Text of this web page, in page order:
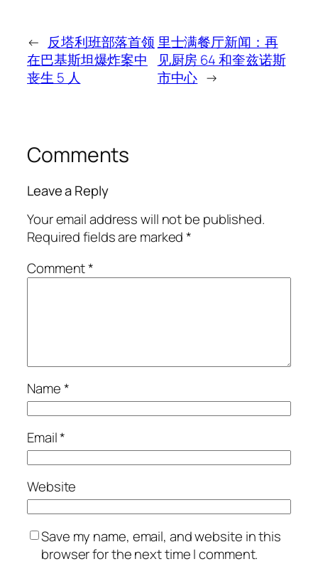
← 反塔利班部落首领
在巴基斯坦爆炸案中
丧生 5 人
里士满餐厅新闻：再
见厨房 64 和奎兹诺斯
市中心 →
Comments
Leave a Reply
Your email address will not be published.
Required fields are marked*
Comment*
Name*
Email*
Website
Save my name, email, and website in this
browser for the next time I comment.